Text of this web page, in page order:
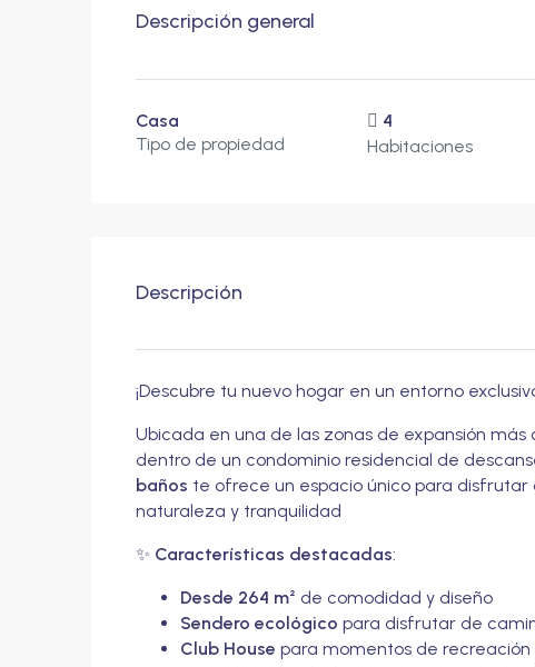
Descripción general
Casa
Tipo de propiedad
4
Habitaciones
Descripción
¡Descubre tu nuevo hogar en un entorno
Ubicada en una de las zonas de expansión
dentro de un condominio residencial de
baños te ofrece un espacio único para
naturaleza y tranquilidad
✨ Características destacadas:
Desde 264 m² de comodidad y diseño
Sendero ecológico para disfrutar de
Club House para momentos de recreación